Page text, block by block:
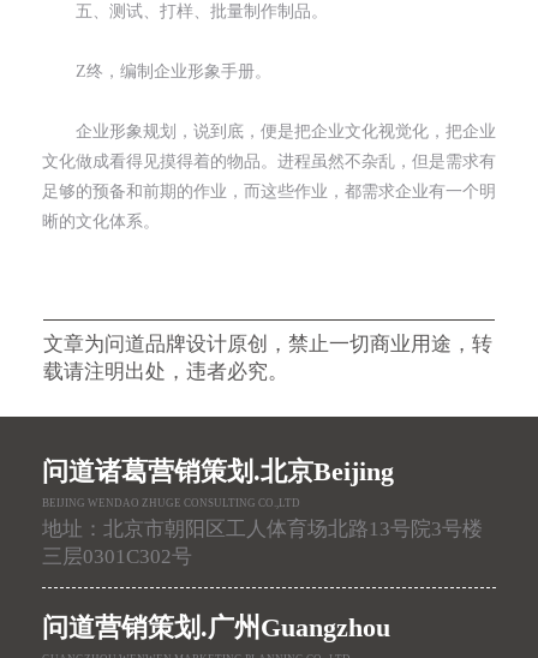
五、测试、打样、批量制作制品。
Z终，编制企业形象手册。
企业形象规划，说到底，便是把企业文化视觉化，把企业
文化做成看得见摸得着的物品。进程虽然不杂乱，但是需求有
足够的预备和前期的作业，而这些作业，都需求企业有一个明
晰的文化体系。
文章为问道品牌设计原创，禁止一切商业用途，转
载请注明出处，违者必究。
问道诸葛营销策划.北京Beijing
BEIJING WENDAO ZHUGE CONSULTING CO.,LTD
地址：北京市朝阳区工人体育场北路13号院3号楼
三层0301C302号
问道营销策划.广州Guangzhou